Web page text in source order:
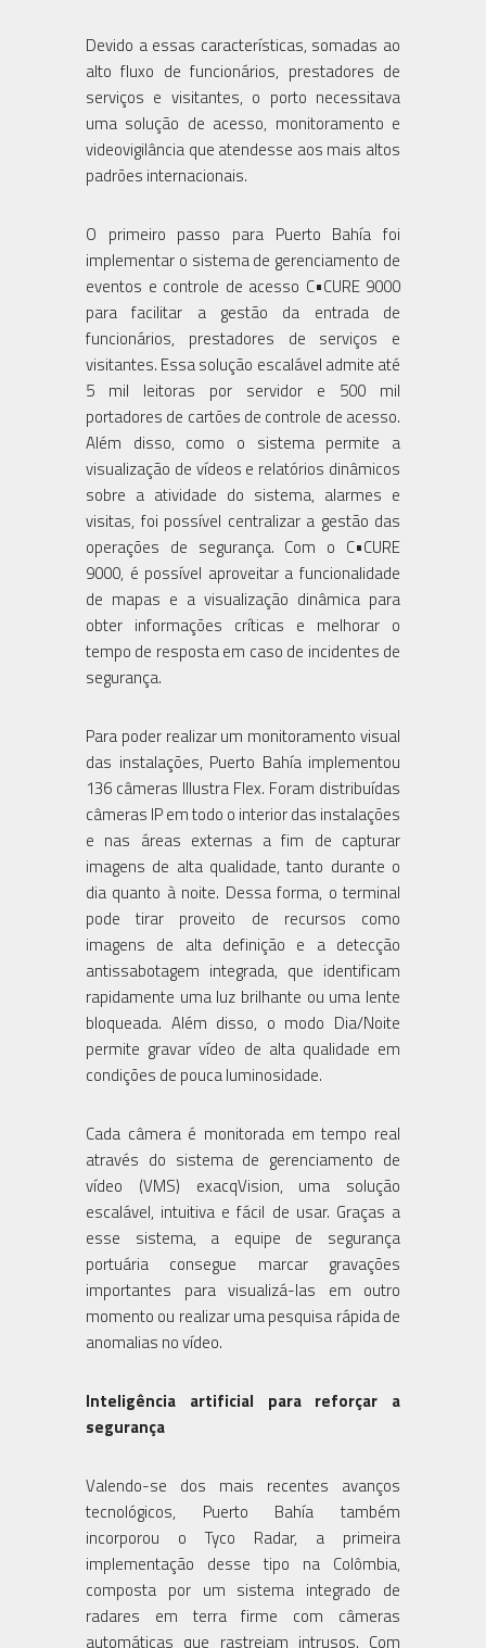
Devido a essas características, somadas ao
alto fluxo de funcionários, prestadores de
serviços e visitantes, o porto necessitava
uma solução de acesso, monitoramento e
videovigilância que atendesse aos mais altos
padrões internacionais.
O primeiro passo para Puerto Bahía foi
implementar o sistema de gerenciamento de
eventos e controle de acesso C•CURE 9000
para facilitar a gestão da entrada de
funcionários, prestadores de serviços e
visitantes. Essa solução escalável admite até
5 mil leitoras por servidor e 500 mil
portadores de cartões de controle de acesso.
Além disso, como o sistema permite a
visualização de vídeos e relatórios dinâmicos
sobre a atividade do sistema, alarmes e
visitas, foi possível centralizar a gestão das
operações de segurança. Com o C•CURE
9000, é possível aproveitar a funcionalidade
de mapas e a visualização dinâmica para
obter informações críticas e melhorar o
tempo de resposta em caso de incidentes de
segurança.
Para poder realizar um monitoramento visual
das instalações, Puerto Bahía implementou
136 câmeras Illustra Flex. Foram distribuídas
câmeras IP em todo o interior das instalações
e nas áreas externas a fim de capturar
imagens de alta qualidade, tanto durante o
dia quanto à noite. Dessa forma, o terminal
pode tirar proveito de recursos como
imagens de alta definição e a detecção
antissabotagem integrada, que identificam
rapidamente uma luz brilhante ou uma lente
bloqueada. Além disso, o modo Dia/Noite
permite gravar vídeo de alta qualidade em
condições de pouca luminosidade.
Cada câmera é monitorada em tempo real
através do sistema de gerenciamento de
vídeo (VMS) exacqVision, uma solução
escalável, intuitiva e fácil de usar. Graças a
esse sistema, a equipe de segurança
portuária consegue marcar gravações
importantes para visualizá-las em outro
momento ou realizar uma pesquisa rápida de
anomalias no vídeo.
Inteligência artificial para reforçar a
segurança
Valendo-se dos mais recentes avanços
tecnológicos, Puerto Bahía também
incorporou o Tyco Radar, a primeira
implementação desse tipo na Colômbia,
composta por um sistema integrado de
radares em terra firme com câmeras
automáticas que rastreiam intrusos. Com